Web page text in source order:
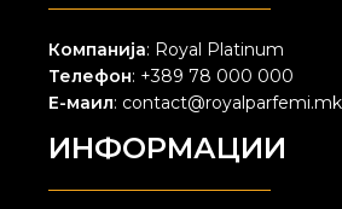
Компанија: Royal Platinum
Телефон: +389 78 000 000
Е-маил: contact@royalparfemi.mk
ИНФОРМАЦИИ